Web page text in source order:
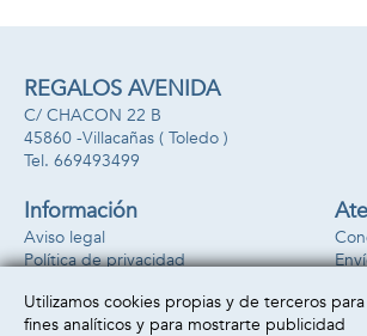
REGALOS AVENIDA
C/ CHACON 22 B
45860 -Villacañas ( Toledo )
669493499
Información
Aviso legal
Política de privacidad
Formas de pago
Utilizamos cookies propias y de terceros para
fines analíticos y para mostrarte publicidad